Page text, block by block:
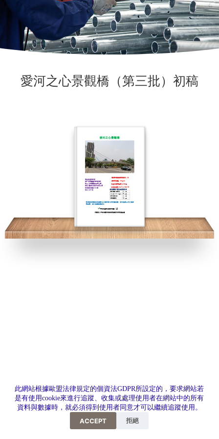
此網站根據歐盟法律規定的個資法GDPR所設定的，要求網站若
是有使用cookie來進行追蹤、收集或處理使用者在網站中的所有
資料與數據時，就必須得到使用者同意才可以繼續追蹤使用。
ACCEPT 拒絕
愛河之心景觀橋（第三批）初稿
嗨，如果有問題都歡迎與我們聯繫